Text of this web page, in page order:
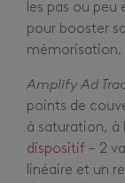
les pas ou peu
pour booster
mémorisation.
Amplify Ad
points de
à saturation, à
dispositif – 2
linéaire et un